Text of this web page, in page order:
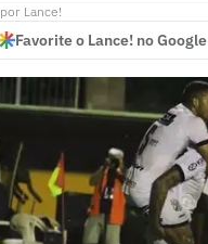
por Lance!
Favorite o Lance! no Google